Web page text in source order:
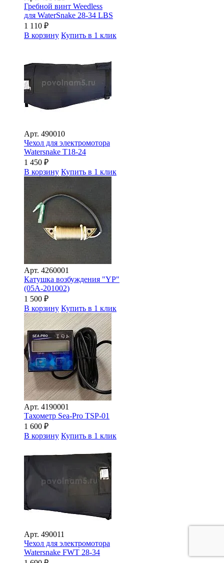
Гребной винт Weedless
для WaterSnake 28-34 LBS
1 110 ₽
В корзину Купить в 1 клик
Арт. 490010
Чехол для электромотора
Watersnake T18-24
1 450 ₽
В корзину Купить в 1 клик
Арт. 4260001
Катушка возбуждения "YP"
(05A-201002)
1 500 ₽
В корзину Купить в 1 клик
Арт. 4190001
Тахометр Sea-Pro TSP-01
1 600 ₽
В корзину Купить в 1 клик
Арт. 490011
Чехол для электромотора
Watersnake FWT 28-34